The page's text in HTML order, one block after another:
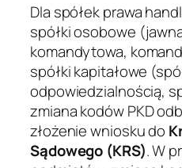
Dla spółek prawa
spółki osobowe
komandytowa,
spółki kapitałowe
odpowiedzialnością,
zmiana kodów PKD
złożenie wniosku do
Sądowego (KRS). W